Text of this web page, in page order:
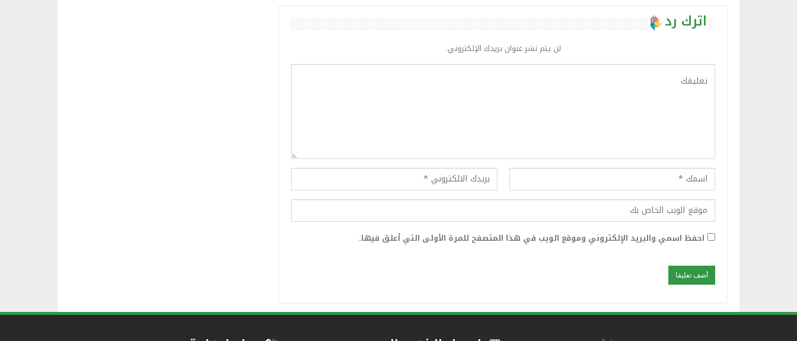
اترك رد
لن يتم نشر عنوان بريدك الإلكتروني.
احفظ اسمي والبريد الإلكتروني وموقع الويب في هذا المتصفح للمرة الأولى التي أعلق فيها.